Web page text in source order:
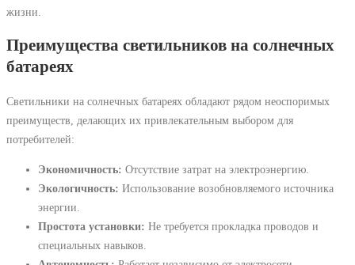
жизни.
Преимущества светильников на солнечных
батареях
Светильники на солнечных батареях обладают рядом неоспоримых
преимуществ, делающих их привлекательным выбором для
потребителей:
Экономичность: Отсутствие затрат на электроэнергию.
Экологичность: Использование возобновляемого источника
энергии.
Простота установки: Не требуется прокладка проводов и
специальных навыков.